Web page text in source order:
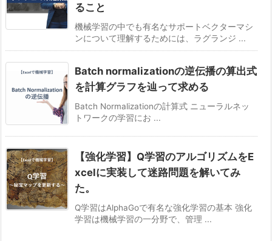
ること
機械学習の中でも有名なサポートベクターマシ
ンについて理解するためには、ラグランジ ...
Batch normalizationの逆伝播の算出式
を計算グラフを辿って求める
Batch Normalizationの計算式 ニューラルネッ
トワークの学習にお ...
【強化学習】Q学習のアルゴリズムをE
xcelに実装して迷路問題を解いてみ
た。
Q学習はAlphaGoで有名な強化学習の基本 強化
学習は機械学習の一分野で、管理 ...